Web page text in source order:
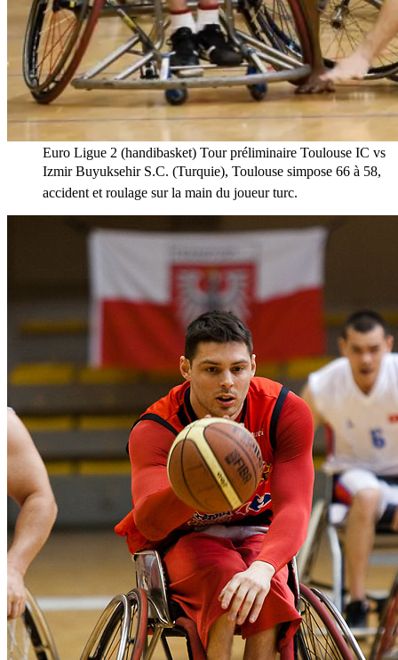
Euro Ligue 2 (handibasket) Tour préliminaire Toulouse IC vs
Izmir Buyuksehir S.C. (Turquie), Toulouse simpose 66 à 58,
accident et roulage sur la main du joueur turc.